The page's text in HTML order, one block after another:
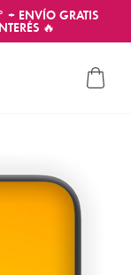
+ ENVÍO GRATIS
🔥